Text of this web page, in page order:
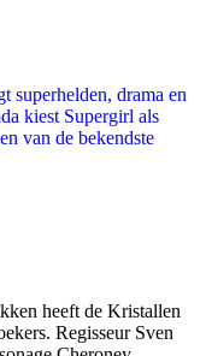
superhelden, drama en
kiest Supergirl als
van de bekendste
heeft de Kristallen
Regisseur Sven